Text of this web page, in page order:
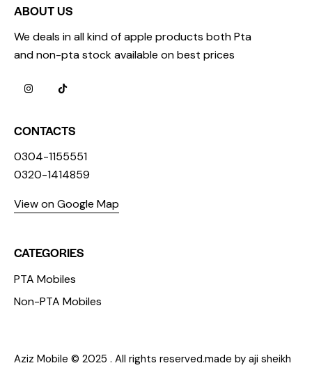
ABOUT US
We deals in all kind of apple products both Pta
and non-pta stock available on best prices
CONTACTS
0304-1155551
0320-1414859
View on Google Map
CATEGORIES
PTA Mobiles
Non-PTA Mobiles
Aziz Mobile © 2025 . All rights reserved.made by aji sheikh